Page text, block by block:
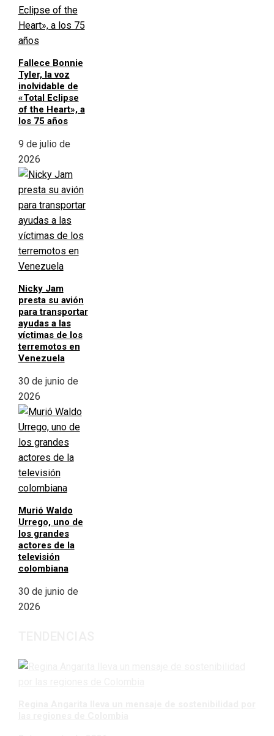
Fallece Bonnie
Tyler, la voz
inolvidable de
«Total Eclipse
of the Heart», a
los 75 años
9 de julio de
2026
Nicky Jam
presta su avión
para transportar
ayudas a las
víctimas de los
terremotos en
Venezuela
30 de junio de
2026
Murió Waldo
Urrego, uno de
los grandes
actores de la
televisión
colombiana
30 de junio de
2026